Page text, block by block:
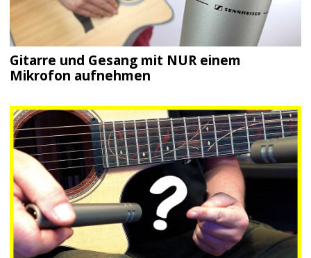
Gitarre und Gesang mit NUR einem
Mikrofon aufnehmen